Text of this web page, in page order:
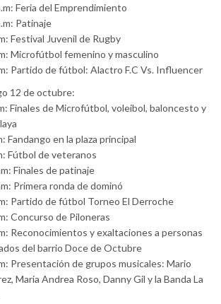
Feria del Emprendimiento
Patinaje
Festival Juvenil de Rugby
Microfútbol femenino y masculino
Partido de fútbol: Alactro F.C Vs. Influencer
12 de octubre:
Finales de Microfútbol, voleibol, baloncesto y
Fandango en la plaza principal
Fútbol de veteranos
Finales de patinaje
Primera ronda de dominó
Partido de fútbol Torneo El Derroche
Concurso de Piloneras
Reconocimientos y exaltaciones a personas
del barrio Doce de Octubre
Presentación de grupos musicales: Mario
María Andrea Roso, Danny Gil y la Banda La